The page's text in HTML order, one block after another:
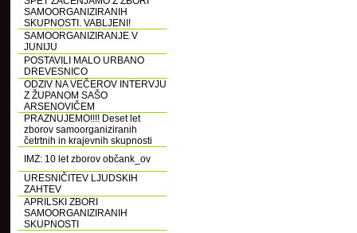
SAMOORGANIZIRANIH
SKUPNOSTI. VABLJENI!
SAMOORGANIZIRANJE V
JUNIJU
POSTAVILI MALO URBANO
DREVESNICO
ODZIV NA VEČEROV INTERVJU
Z ŽUPANOM SAŠO
ARSENOVIČEM
PRAZNUJEMO!!!! Deset let
zborov samoorganiziranih
četrtnih in krajevnih skupnosti
IMZ: 10 let zborov občank_ov
URESNIČITEV LJUDSKIH
ZAHTEV
APRILSKI ZBORI
SAMOORGANIZIRANIH
SKUPNOSTI